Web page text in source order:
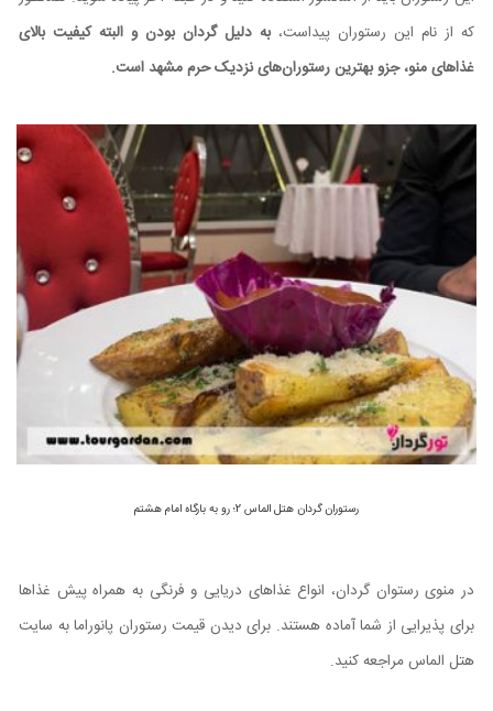
که از نام این رستوران پیداست،به دلیل گردان بودن و البته کیفیت بالای
غذاهای منو، جزو بهترین رستوران‌های نزدیک حرم مشهد است.
رستوران گردان هتل الماس 2؛ رو به بارگاه امام هشتم
در منوی رستوان گردان، انواع غذاهای دریایی و فرنگی به همراه پیش غذاها
برای پذیرایی از شما آماده هستند. برای دیدن قیمت رستوران پانوراما به سایت
هتل الماس مراجعه کنید.